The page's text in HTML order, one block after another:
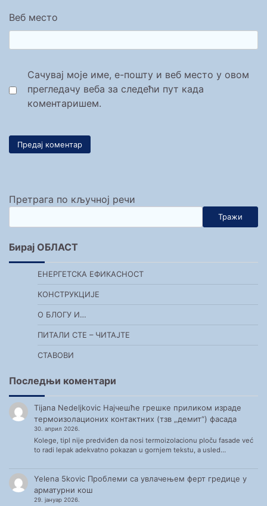
Веб место
Сачувај моје име, е-пошту и веб место у овом
прегледачу веба за следећи пут када
коментаришем.
Претрага по кључној речи
Тражи
Бирај ОБЛАСТ
ЕНЕРГЕТСКА ЕФИКАСНОСТ
КОНСТРУКЦИЈЕ
О БЛОГУ И…
ПИТАЛИ СТЕ – ЧИТАЈТЕ
СТАВОВИ
Последњи коментари
Tijana Nedeljkovic Најчешће грешке приликом израде
термоизолационих контактних (тзв „демит“) фасада
30. април 2026.
Kolege, tipl nije predviđen da nosi termoizolacionu ploču fasade već
to radi lepak adekvatno pokazan u gornjem tekstu, a usled…
Yelena 5kovic Проблеми са увлачењем ферт гредице у
арматурни кош
29. јануар 2026.